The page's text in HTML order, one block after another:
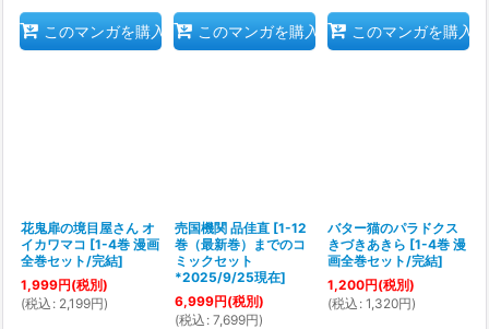
このマンガを購入 このマンガを購入 このマンガを購入
花鬼扉の境目屋さん オ
イカワマコ [1-4巻 漫画
全巻セット/完結]
1,999円(税別)
(税込 : 2,199円)
売国機関 品佳直 [1-12
巻（最新巻）までのコ
ミックセット
*2025/9/25現在]
6,999円(税別)
(税込 : 7,699円)
バター猫のパラドクス
きづきあきら [1-4巻 漫
画全巻セット/完結]
1,200円(税別)
(税込 : 1,320円)